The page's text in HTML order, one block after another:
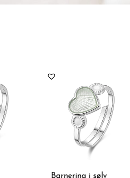
Barnering i sølv